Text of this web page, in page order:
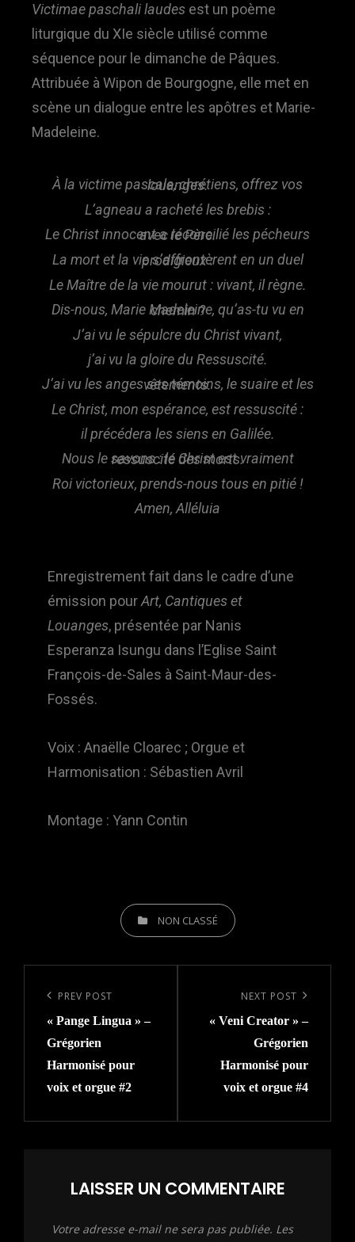
Victimae paschali laudes est un poème
liturgique du XIe siècle utilisé comme
séquence pour le dimanche de Pâques.
Attribuée à Wipon de Bourgogne, elle met en
scène un dialogue entre les apôtres et Marie-
Madeleine.
À la victime pascale, chrétiens, offrez vos louanges.
L’agneau a racheté les brebis :
Le Christ innocent a réconcilié les pécheurs avec le Père.
La mort et la vie s’affrontèrent en un duel prodigieux :
Le Maître de la vie mourut : vivant, il règne.
Dis-nous, Marie Madeleine, qu’as-tu vu en chemin ?
J’ai vu le sépulcre du Christ vivant,
j’ai vu la gloire du Ressuscité.
J’ai vu les anges ses témoins, le suaire et les vêtements.
Le Christ, mon espérance, est ressuscité :
il précédera les siens en Galilée.
Nous le savons : le Christ est vraiment ressuscité des morts.
Roi victorieux, prends-nous tous en pitié !
Amen, Alléluia
Enregistrement fait dans le cadre d’une
émission pourArt, Cantiques et
Louanges, présentée par Nanis
Esperanza Isungu dans l’Eglise Saint
François-de-Sales à Saint-Maur-des-
Fossés.
Voix : Anaëlle Cloarec ; Orgue et
Harmonisation : Sébastien Avril
Montage : Yann Contin
NON CLASSÉ
PREV POST
« Pange Lingua » –
Grégorien
Harmonisé pour
voix et orgue #2
NEXT POST
« Veni Creator » –
Grégorien
Harmonisé pour
voix et orgue #4
LAISSER UN COMMENTAIRE
Votre adresse e-mail ne sera pas publiée. Les